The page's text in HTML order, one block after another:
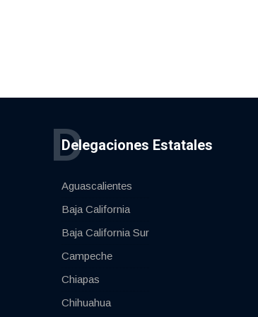
Delegaciones Estatales
D
Aguascalientes
Baja California
Baja California Sur
Campeche
Chiapas
Chihuahua